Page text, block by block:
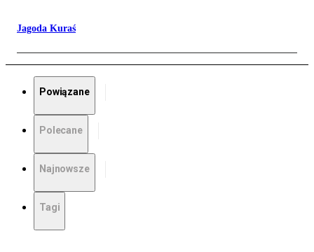
Jagoda Kuraś
Powiązane
Polecane
Najnowsze
Tagi